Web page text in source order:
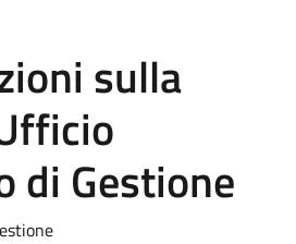
sulla
di Gestione